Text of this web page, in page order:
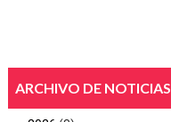
ARCHIVO DE NOTICIAS